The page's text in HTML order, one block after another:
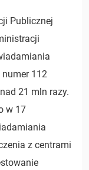
Publicznej
numer 112
21 mln razy.
w 17
z centrami